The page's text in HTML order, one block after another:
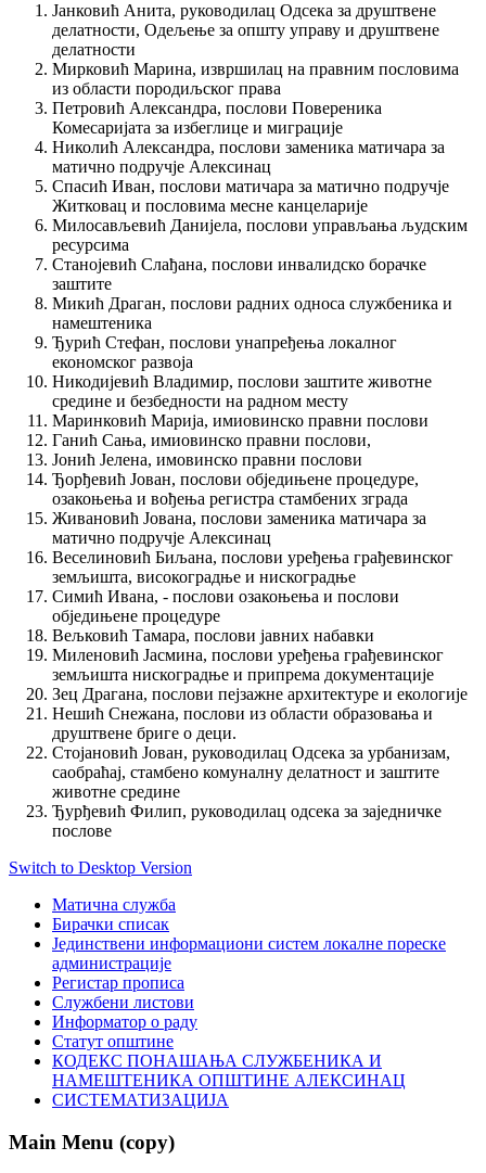
Јанковић Анита, руководилац Одсека за друштвене
делатности, Одељење за општу управу и друштвене
делатности
Мирковић Марина, извршилац на правним пословима
из области породиљског права
Петровић Александра, послови Повереника
Комесаријата за избеглице и миграције
Николић Александра, послови заменика матичара за
матично подручје Алексинац
Спасић Иван, послови матичара за матично подручје
Житковац и пословима месне канцеларије
Милосављевић Данијела, послови управљања људским
ресурсима
Станојевић Слађана, послови инвалидско борачке
заштите
Микић Драган, послови радних односа службеника и
намештеника
Ђурић Стефан, послови унапређења локалног
економског развоја
Никодијевић Владимир, послови заштите животне
средине и безбедности на радном месту
Маринковић Марија, имиовинско правни послови
Ганић Сања, имиовинско правни послови,
Јонић Јелена, имовинско правни послови
Ђорђевић Јован, послови обједињене процедуре,
озакоњења и вођења регистра стамбених зграда
Живановић Јована, послови заменика матичара за
матично подручје Алексинац
Веселиновић Биљана, послови уређења грађевинског
земљишта, високоградње и нискоградње
Симић Ивана, - послови озакоњења и послови
обједињене процедуре
Вељковић Тамара, послови јавних набавки
Миленовић Јасмина, послови уређења грађевинског
земљишта нискоградње и припрема документације
Зец Драгана, послови пејзажне архитектуре и екологије
Нешић Снежана, послови из области образовања и
друштвене бриге о деци.
Стојановић Јован, руководилац Одсека за урбанизам,
саобраћај, стамбено комуналну делатност и заштите
животне средине
Ђурђевић Филип, руководилац одсека за заједничке
послове
Switch to Desktop Version
Матична служба
Бирачки списак
Јединствени информациони систем локалне пореске
администрације
Регистар прописа
Службени листови
Информатор о раду
Статут општине
КОДЕКС ПОНАШАЊА СЛУЖБЕНИКА И
НАМЕШТЕНИКА ОПШТИНЕ АЛЕКСИНАЦ
СИСТЕМАТИЗАЦИЈА
Main Menu (copy)